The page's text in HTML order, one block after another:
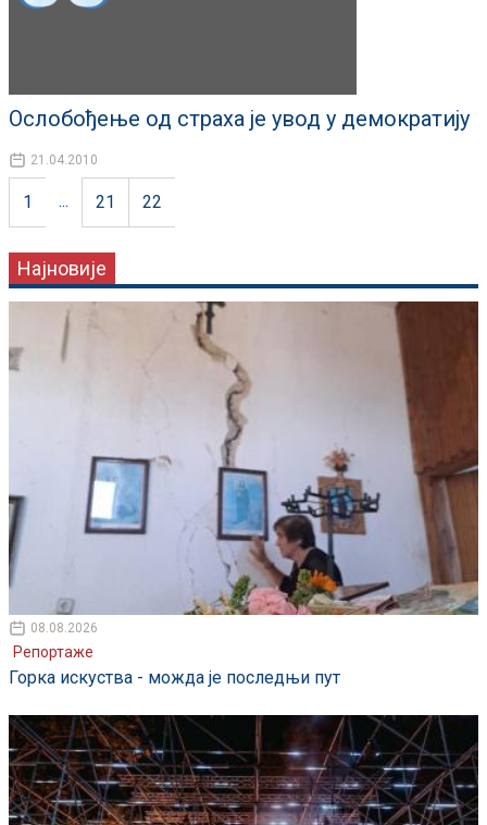
Ослобођење од страха је увод у демократију
21.04.2010
1 ... 21 22
Најновије
08.08.2026
Репортаже
Горка искуства - можда је последњи пут